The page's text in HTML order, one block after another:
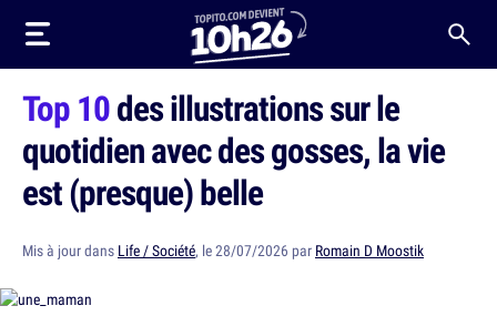
Top 10des illustrations sur le
quotidien avec des gosses, la vie
est (presque) belle
Mis à jour dans Life / Société, le 28/07/2026 par Romain D Moostik